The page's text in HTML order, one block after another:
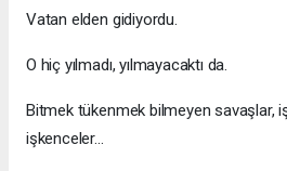
Vatan elden gidiyordu.
O hiç yılmadı, yılmayacaktı da.
Bitmek tükenmek bilmeyen savaşlar,
işkenceler...